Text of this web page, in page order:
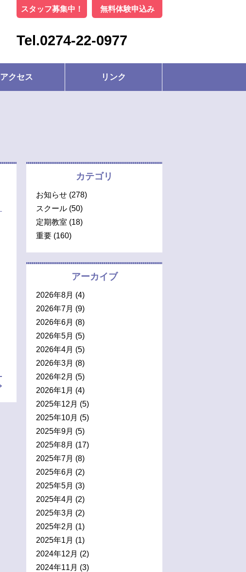
スタッフ募集中！ 無料体験申込み
Tel.0274-22-0977
アクセス リンク
カテゴリ
お知らせ (278)
スクール (50)
定期教室 (18)
重要 (160)
アーカイブ
2026年8月 (4)
2026年7月 (9)
2026年6月 (8)
2026年5月 (5)
2026年4月 (5)
2026年3月 (8)
2026年2月 (5)
2026年1月 (4)
2025年12月 (5)
2025年10月 (5)
2025年9月 (5)
2025年8月 (17)
2025年7月 (8)
2025年6月 (2)
2025年5月 (3)
2025年4月 (2)
2025年3月 (2)
2025年2月 (1)
2025年1月 (1)
2024年12月 (2)
2024年11月 (3)